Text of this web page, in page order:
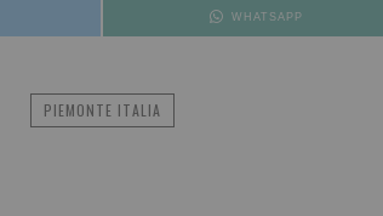
WHATSAPP
PIEMONTE ITALIA